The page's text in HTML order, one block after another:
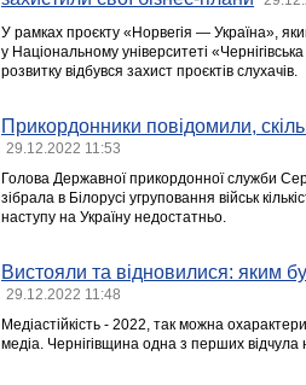
У рамках проєкту «Норвегія — Україна»,
у Національному університеті
розвитку відбувся захист проєктів слухачів.
Прикордонники повідомили,
29.12.2022 11:53
Голова Державної прикордонної служби
зібрала в Білорусі угруповання військ
наступу на Україну недостатньо.
Вистояли та відновилися: яким
29.12.2022 11:48
Медіастійкість - 2022, так можна
медіа. Чернігівщина одна з перших